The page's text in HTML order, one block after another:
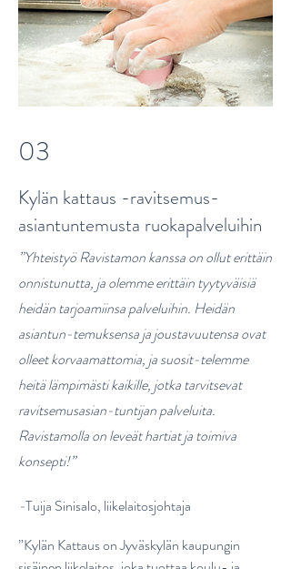
03
Kylän kattaus -ravitsemus-
asiantuntemusta ruokapalveluihin
”Yhteistyö Ravistamon kanssa on ollut erittäin
onnistunutta, ja olemme erittäin tyytyväisiä
heidän tarjoamiinsa palveluihin. Heidän
asiantun-temuksensa ja joustavuutensa ovat
olleet korvaamattomia, ja suosit-telemme
heitä lämpimästi kaikille, jotka tarvitsevat
ravitsemusasian-tuntijan palveluita.
Ravistamolla on leveät hartiat ja toimiva
konsepti!”
-Tuija Sinisalo, liikelaitosjohtaja
”Kylän Kattaus on Jyväskylän kaupungin